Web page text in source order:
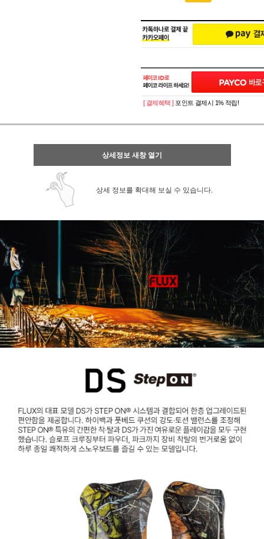
[ 결제혜택 ] 포인트 결제시 1% 적립!
상세정보 새창 열기
상세 정보를 확대해 보실 수 있습니다.